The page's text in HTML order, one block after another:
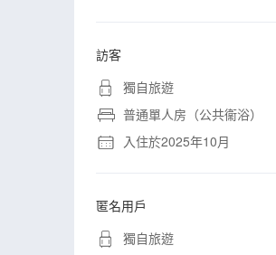
訪客
獨自旅遊
普通單人房（公共衞浴）
入住於2025年10月
匿名用戶
獨自旅遊